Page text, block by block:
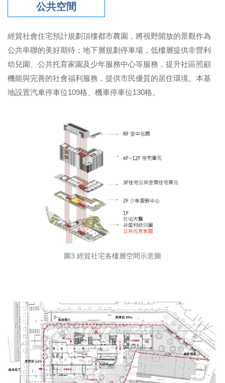
公共空間
經貿社會住宅預計規劃頂樓都市農園，將視野開放的景觀作為
公共串聯的美好期待；地下層規劃停車場，低樓層提供非營利
幼兒園、公共托育家園及少年服務中心等服務，提升社區照顧
機能與完善的社會福利服務，提供市民優質的居住環境。本基
地設置汽車停車位109格、機車停車位130格。
圖3 經貿社宅各樓層空間示意圖